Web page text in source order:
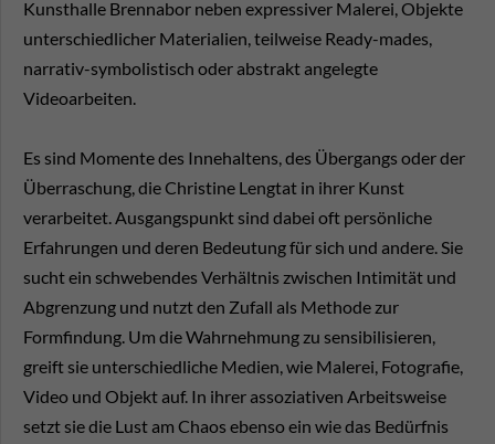
Kunsthalle Brennabor neben expressiver Malerei, Objekte
unterschiedlicher Materialien, teilweise Ready-mades,
narrativ-symbolistisch oder abstrakt angelegte
Videoarbeiten.
Es sind Momente des Innehaltens, des Übergangs oder der
Überraschung, die Christine Lengtat in ihrer Kunst
verarbeitet. Ausgangspunkt sind dabei oft persönliche
Erfahrungen und deren Bedeutung für sich und andere. Sie
sucht ein schwebendes Verhältnis zwischen Intimität und
Abgrenzung und nutzt den Zufall als Methode zur
Formfindung. Um die Wahrnehmung zu sensibilisieren,
greift sie unterschiedliche Medien, wie Malerei, Fotografie,
Video und Objekt auf. In ihrer assoziativen Arbeitsweise
setzt sie die Lust am Chaos ebenso ein wie das Bedürfnis